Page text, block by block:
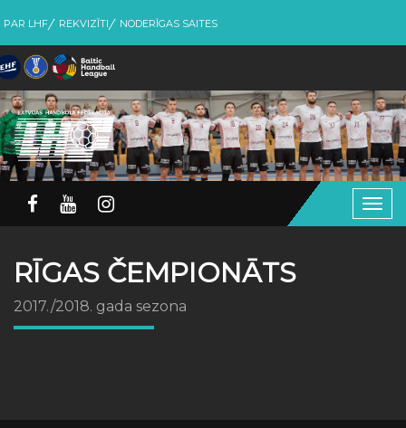
PAR LHF REKVIZĪTI NODERĪGAS SAITES
RĪGAS ČEMPIONĀTS
2017./2018. gada sezona